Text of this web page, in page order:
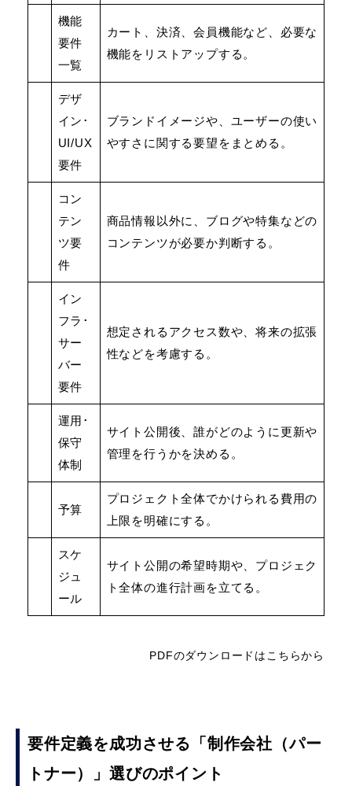
機能
要件
一覧
カート、決済、会員機能など、必要な
機能をリストアップする。
デザ
イン･
UI/UX
要件
ブランドイメージや、ユーザーの使い
やすさに関する要望をまとめる。
コン
テン
ツ要
件
商品情報以外に、ブログや特集などの
コンテンツが必要か判断する。
イン
フラ･
サー
バー
要件
想定されるアクセス数や、将来の拡張
性などを考慮する。
運用･
保守
体制
サイト公開後、誰がどのように更新や
管理を行うかを決める。
予算
プロジェクト全体でかけられる費用の
上限を明確にする。
スケ
ジュ
ール
サイト公開の希望時期や、プロジェク
ト全体の進行計画を立てる。
PDFのダウンロードはこちらから
要件定義を成功させる「制作会社（パー
トナー）」選びのポイント